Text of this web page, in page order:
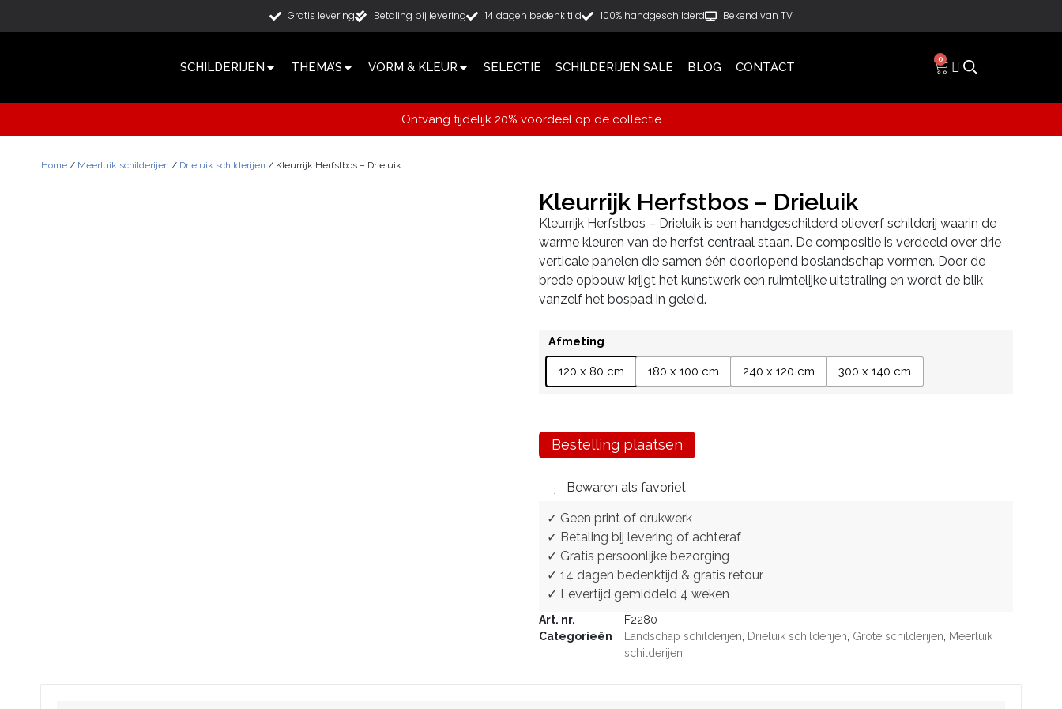
Gratis levering Betaling bij levering 14 dagen bedenk tijd 100% handgeschilderd Bekend van TV
SCHILDERIJEN THEMA’S VORM & KLEUR SELECTIE SCHILDERIJEN SALE BLOG CONTACT
0
Ontvang tijdelijk 20% voordeel op de collectie
Home / Meerluik schilderijen / Drieluik schilderijen / Kleurrijk Herfstbos – Drieluik
Kleurrijk Herfstbos – Drieluik
Kleurrijk Herfstbos – Drieluik is een handgeschilderd olieverf schilderij waarin de
warme kleuren van de herfst centraal staan. De compositie is verdeeld over drie
verticale panelen die samen één doorlopend boslandschap vormen. Door de
brede opbouw krijgt het kunstwerk een ruimtelijke uitstraling en wordt de blik
vanzelf het bospad in geleid.
Afmeting
120 x 80 cm 180 x 100 cm 240 x 120 cm 300 x 140 cm
Bestelling plaatsen
Bewaren als favoriet
✓ Geen print of drukwerk
✓ Betaling bij levering of achteraf
✓ Gratis persoonlijke bezorging
✓ 14 dagen bedenktijd & gratis retour
✓ Levertijd gemiddeld 4 weken
Art. nr.
F2280
Categorieën
Landschap schilderijen Drieluik schilderijen Grote schilderijen
Meerluik
schilderijen